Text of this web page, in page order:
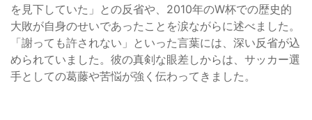
を見下していた」との反省や、2010年のW杯での歴史的
大敗が自身のせいであったことを涙ながらに述べました。
「謝っても許されない」といった言葉には、深い反省が込
められていました。彼の真剣な眼差しからは、サッカー選
手としての葛藤や苦悩が強く伝わってきました。